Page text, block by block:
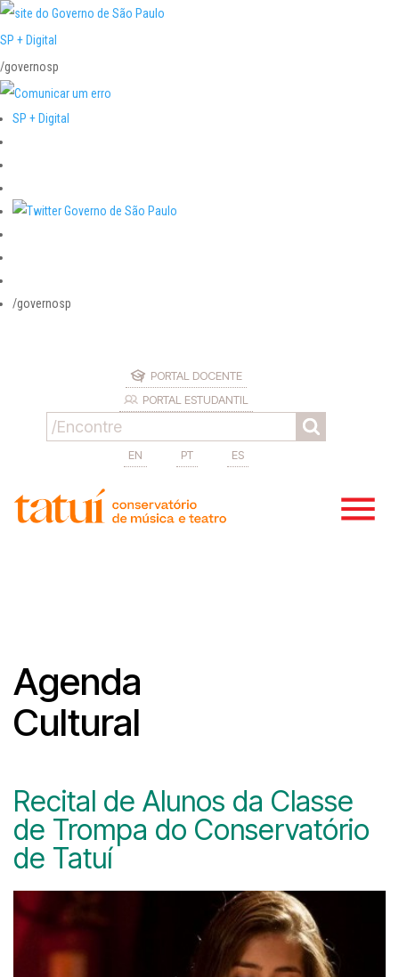
SP + Digital
/governosp
SP + Digital
/governosp
PORTAL DOCENTE
PORTAL ESTUDANTIL
EN PT ES
Agenda
Cultural
Recital de Alunos da Classe
de Trompa do Conservatório
de Tatuí